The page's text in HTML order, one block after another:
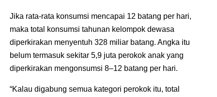
Jika rata-rata konsumsi mencapai 12 batang per hari,
maka total konsumsi tahunan kelompok dewasa
diperkirakan menyentuh 328 miliar batang. Angka itu
belum termasuk sekitar 5,9 juta perokok anak yang
diperkirakan mengonsumsi 8–12 batang per hari.
“Kalau digabung semua kategori perokok itu, total